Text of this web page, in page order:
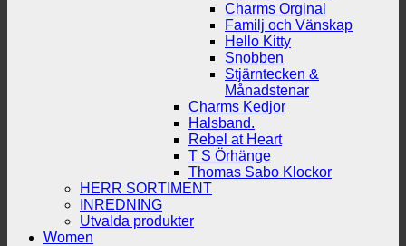
Charms Orginal
Familj och Vänskap
Hello Kitty
Snobben
Stjärntecken &
Månadstenar
Charms Kedjor
Halsband.
Rebel at Heart
T S Örhänge
Thomas Sabo Klockor
HERR SORTIMENT
INREDNING
Utvalda produkter
Women